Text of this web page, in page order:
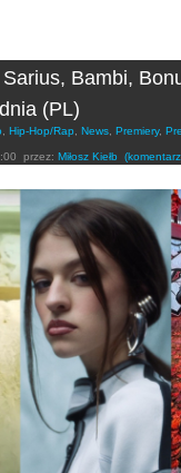
Bambi,
(PL)
, Hip-Hop/Rap, News, Premiery,
przez: Miłosz Kiełb